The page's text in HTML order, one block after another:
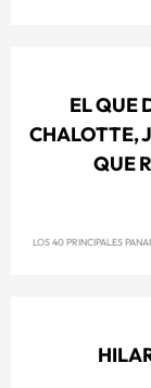
EL QUE
CHALOTTE,
QUE
LOS 40 PRINCIPALES